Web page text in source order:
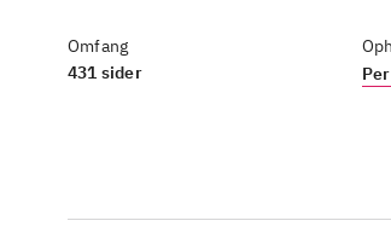
Omfang
431 sider